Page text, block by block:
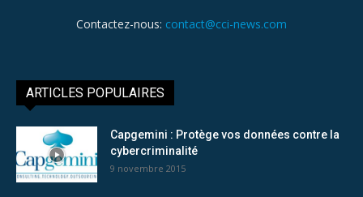
Contactez-nous: contact@cci-news.com
ARTICLES POPULAIRES
Capgemini : Protège vos données contre la
cybercriminalité
9 novembre 2015